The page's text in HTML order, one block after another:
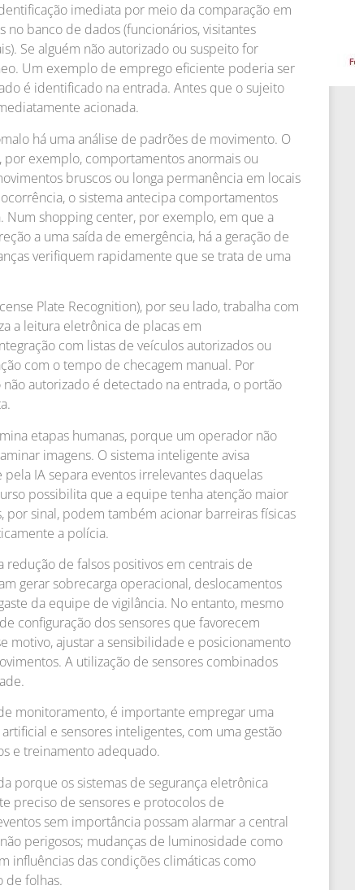
imediata por meio da comparação em
banco de dados (funcionários, visitantes
Se alguém não autorizado ou suspeito for
Um exemplo de emprego eficiente poderia ser
é identificado na entrada. Antes que o sujeito
acionada.
há uma análise de padrões de movimento. O
exemplo, comportamentos anormais ou
bruscos ou longa permanência em locais
o sistema antecipa comportamentos
Num shopping center, por exemplo, em que a
a uma saída de emergência, há a geração de
verifiquem rapidamente que se trata de uma
Plate Recognition), por seu lado, trabalha com
a leitura eletrônica de placas em
com listas de veículos autorizados ou
com o tempo de checagem manual. Por
autorizado é detectado na entrada, o portão
etapas humanas, porque um operador não
imagens. O sistema inteligente avisa
IA separa eventos irrelevantes daquelas
possibilita que a equipe tenha atenção maior
por sinal, podem também acionar barreiras físicas
a polícia.
de falsos positivos em centrais de
gerar sobrecarga operacional, deslocamentos
da equipe de vigilância. No entanto, mesmo
configuração dos sensores que favorecem
motivo, ajustar a sensibilidade e posicionamento
A utilização de sensores combinados
monitoramento, é importante empregar uma
e sensores inteligentes, com uma gestão
e treinamento adequado.
porque os sistemas de segurança eletrônica
preciso de sensores e protocolos de
sem importância possam alarmar a central
perigosos; mudanças de luminosidade como
influências das condições climáticas como
de folhas.